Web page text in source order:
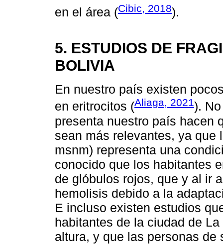
en el área (Cibic, 2018).
5. ESTUDIOS DE
BOLIVIA
En nuestro país existen
en eritrocitos (Aliaga, 2021).
presenta nuestro país hacen
sean más relevantes, ya que
msnm) representa una
conocido que los habitantes
de glóbulos rojos, que y al ir
hemolisis debido a la
E incluso existen estudios
habitantes de la ciudad de
altura, y que las personas